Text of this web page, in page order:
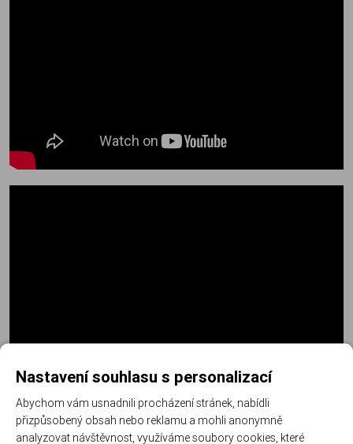
Nastavení souhlasu s personalizací
Abychom vám usnadnili procházení stránek, nabídli
přizpůsobený obsah nebo reklamu a mohli anonymně
analyzovat návštěvnost, využíváme soubory cookies, které